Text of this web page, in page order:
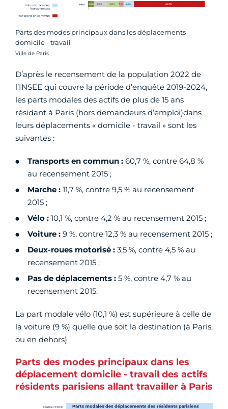
Parts des modes principaux dans les déplacements
domicile - travail
Crédit photo :
Ville de Paris
D’après le recensement de la population 2022 de
l’INSEE qui couvre la période d’enquête 2019-2024,
les parts modales des actifs de plus de 15 ans
résidant à Paris (hors demandeurs d’emploi)dans
leurs déplacements « domicile - travail » sont les
suivantes :
Transports en commun : 60,7 %, contre 64,8 %
au recensement 2015 ;
Marche : 11,7 %, contre 9,5 % au recensement
2015 ;
Vélo : 10,1 %, contre 4,2 % au recensement 2015 ;
Voiture : 9 %, contre 12,3 % au recensement 2015 ;
Deux-roues motorisé : 3,5 %, contre 4,5 % au
recensement 2015 ;
Pas de déplacements : 5 %, contre 4,7 % au
recensement 2015.
La part modale vélo (10,1 %) est supérieure à celle de
la voiture (9 %) quelle que soit la destination (à Paris,
ou en dehors)
Parts des modes principaux dans les
déplacement domicile - travail des actifs
résidents parisiens allant travailler à Paris